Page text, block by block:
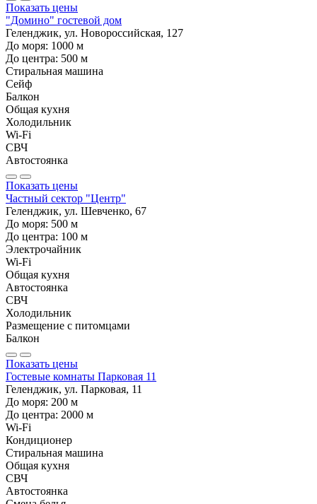
Показать цены
"Домино" гостевой дом
Геленджик, ул. Новороссийская, 127
До моря: 1000 м
До центра: 500 м
Стиральная машина
Сейф
Балкон
Общая кухня
Холодильник
Wi-Fi
СВЧ
Автостоянка
Показать цены
Частный сектор "Центр"
Геленджик, ул. Шевченко, 67
До моря: 500 м
До центра: 100 м
Электрочайник
Wi-Fi
Общая кухня
Автостоянка
СВЧ
Холодильник
Размещение с питомцами
Балкон
Показать цены
Гостевые комнаты Парковая 11
Геленджик, ул. Парковая, 11
До моря: 200 м
До центра: 2000 м
Wi-Fi
Кондиционер
Стиральная машина
Общая кухня
СВЧ
Автостоянка